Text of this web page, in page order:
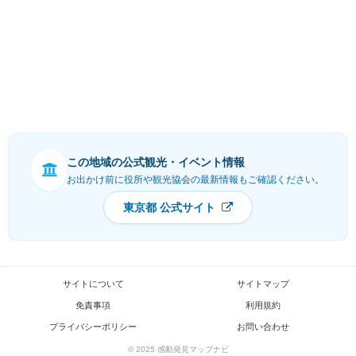
この地域の公式観光・イベント情報
お出かけ前に役所や観光協会の最新情報もご確認ください。
東京都 公式サイト
サイトについて サイトマップ
免責事項 利用規約
プライバシーポリシー お問い合わせ
© 2025 感動発見マップナビ